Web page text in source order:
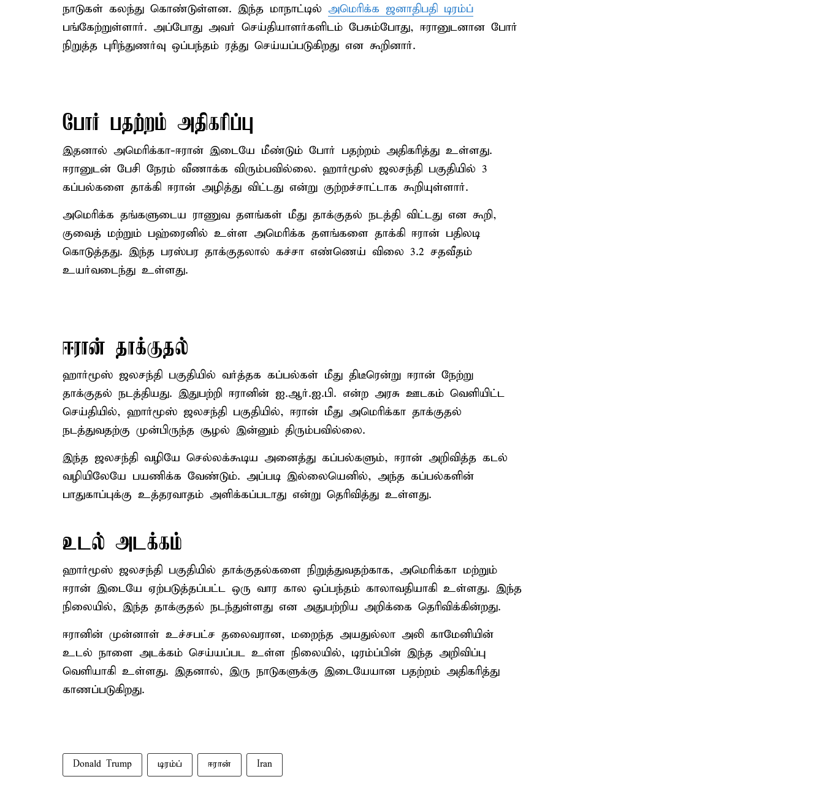
நாடுகள் கலந்து கொண்டுள்ளன. இந்த மாநாட்டில் அமெரிக்க ஜனாதிபதி டிரம்ப்
பங்கேற்றுள்ளார். அப்போது அவர் செய்தியாளர்களிடம் பேசும்போது, ஈரானுடனான போர்
நிறுத்த புரிந்துணர்வு ஒப்பந்தம் ரத்து செய்யப்படுகிறது என கூறினார்.
போர் பதற்றம் அதிகரிப்பு
இதனால் அமெரிக்கா-ஈரான் இடையே மீண்டும் போர் பதற்றம் அதிகரித்து உள்ளது.
ஈரானுடன் பேசி நேரம் வீணாக்க விரும்பவில்லை. ஹார்மூஸ் ஜலசந்தி பகுதியில் 3
கப்பல்களை தாக்கி ஈரான் அழித்து விட்டது என்று குற்றச்சாட்டாக கூறியுள்ளார்.
அமெரிக்க தங்களுடைய ராணுவ தளங்கள் மீது தாக்குதல் நடத்தி விட்டது என கூறி,
குவைத் மற்றும் பஹ்ரைனில் உள்ள அமெரிக்க தளங்களை தாக்கி ஈரான் பதிலடி
கொடுத்தது. இந்த பரஸ்பர தாக்குதலால் கச்சா எண்ணெய் விலை 3.2 சதவீதம்
உயர்வடைந்து உள்ளது.
ஈரான் தாக்குதல்
ஹார்மூஸ் ஜலசந்தி பகுதியில் வர்த்தக கப்பல்கள் மீது திடீரென்று ஈரான் நேற்று
தாக்குதல் நடத்தியது. இதுபற்றி ஈரானின் ஐ.ஆர்.ஐ.பி. என்ற அரசு ஊடகம் வெளியிட்ட
செய்தியில், ஹார்மூஸ் ஜலசந்தி பகுதியில், ஈரான் மீது அமெரிக்கா தாக்குதல்
நடத்துவதற்கு முன்பிருந்த சூழல் இன்னும் திரும்பவில்லை.
இந்த ஜலசந்தி வழியே செல்லக்கூடிய அனைத்து கப்பல்களும், ஈரான் அறிவித்த கடல்
வழியிலேயே பயணிக்க வேண்டும். அப்படி இல்லையெனில், அந்த கப்பல்களின்
பாதுகாப்புக்கு உத்தரவாதம் அளிக்கப்படாது என்று தெரிவித்து உள்ளது.
உடல் அடக்கம்
ஹார்மூஸ் ஜலசந்தி பகுதியில் தாக்குதல்களை நிறுத்துவதற்காக, அமெரிக்கா மற்றும்
ஈரான் இடையே ஏற்படுத்தப்பட்ட ஒரு வார கால ஒப்பந்தம் காலாவதியாகி உள்ளது. இந்த
நிலையில், இந்த தாக்குதல் நடந்துள்ளது என அதுபற்றிய அறிக்கை தெரிவிக்கின்றது.
ஈரானின் முன்னாள் உச்சபட்ச தலைவரான, மறைந்த அயதுல்லா அலி காமேனியின்
உடல் நாளை அடக்கம் செய்யப்பட உள்ள நிலையில், டிரம்ப்பின் இந்த அறிவிப்பு
வெளியாகி உள்ளது. இதனால், இரு நாடுகளுக்கு இடையேயான பதற்றம் அதிகரித்து
காணப்படுகிறது.
Donald Trump டிரம்ப் ஈரான் Iran